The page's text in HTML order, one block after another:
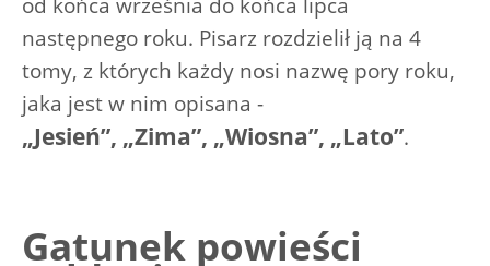
następnego roku. Pisarz rozdzielił ją na 4
tomy, z których każdy nosi nazwę pory roku,
jaka jest w nim opisana -
„Jesień”, „Zima”, „Wiosna”, „Lato”.
Gatunek powieści